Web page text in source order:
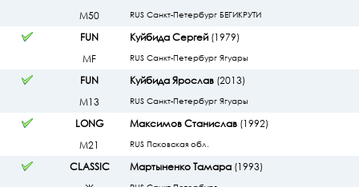
М50
RUS Санкт-Петербург БЕГИКРУТИ
FUN
МF
Куйбида Сергей(1979)
RUS Санкт-Петербург Ягуары
FUN
М13
Куйбида Ярослав(2013)
RUS Санкт-Петербург Ягуары
LONG
М21
Максимов Станислав(1992)
RUS Псковская обл.
CLASSIC
Мартыненко Тамара(1993)